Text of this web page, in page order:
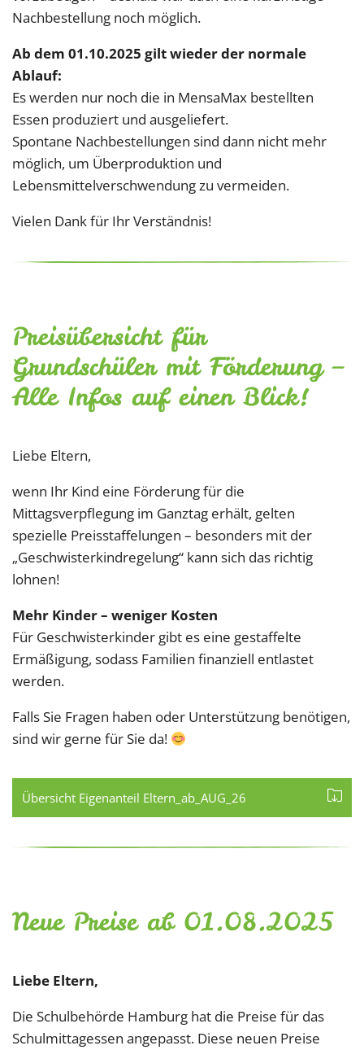
Nachbestellung noch möglich.
Ab dem 01.10.2025 gilt wieder der normale
Ablauf:
Es werden nur noch die in MensaMax bestellten
Essen produziert und ausgeliefert.
Spontane Nachbestellungen sind dann nicht mehr
möglich, um Überproduktion und
Lebensmittelverschwendung zu vermeiden.
Vielen Dank für Ihr Verständnis!
Preisübersicht für
Grundschüler mit Förderung –
Alle Infos auf einen Blick!
Liebe Eltern,
wenn Ihr Kind eine Förderung für die
Mittagsverpflegung im Ganztag erhält, gelten
spezielle Preisstaffelungen – besonders mit der
„Geschwisterkindregelung“ kann sich das richtig
lohnen!
Mehr Kinder – weniger Kosten
Für Geschwisterkinder gibt es eine gestaffelte
Ermäßigung, sodass Familien finanziell entlastet
werden.
Falls Sie Fragen haben oder Unterstützung benötigen,
sind wir gerne für Sie da!
Übersicht Eigenanteil Eltern_ab_AUG_26
Neue Preise ab 01.08.2025
Liebe Eltern,
Die Schulbehörde Hamburg hat die Preise für das
Schulmittagessen angepasst. Diese neuen Preise